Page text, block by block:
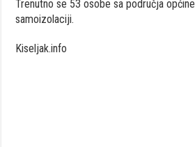
Trenutno se 53 osobe sa područja
samoizolaciji.
Kiseljak.info